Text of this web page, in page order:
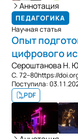
Аннотация
ПЕДАГОГИКА
Научная статья
Опыт
цифрового
Сероштанова Н.
С. 72–80https://
Поступила:
PDF